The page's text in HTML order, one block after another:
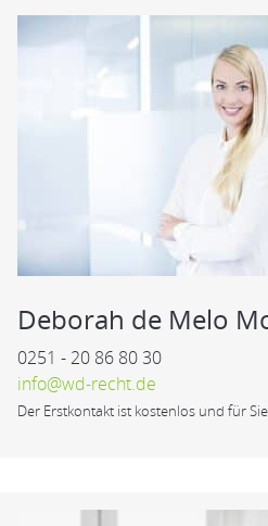
Deborah de Melo
0251 - 20 86 80 30
info@wd-recht.de
Der Erstkontakt ist kostenlos und für